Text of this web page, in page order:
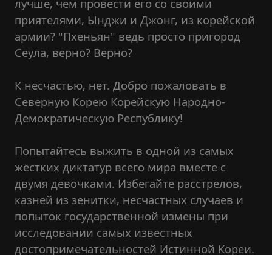
лучше, чем провести его со своими
приятелями, Ынджи и Джонг, из корейской
армии? "Пхеньян" ведь просто пригород
Сеула, верно? Верно?
К несчастью, нет. Добро пожаловать в
Северную Корею Корейскую Народно-
Демократическую Республику!
Попытайтесь выжить в одной из самых
жёстких диктатур всего мира вместе с
двумя девочками. Избегайте расстрелов,
казней из зенитки, несчастных случаев и
попыток государственной измены при
исследовании самых известных
достопримечательностей Истинной Кореи.